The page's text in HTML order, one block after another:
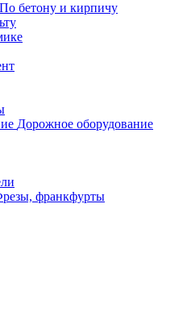
По бетону и кирпичу
Дорожное оборудование
франкфурты